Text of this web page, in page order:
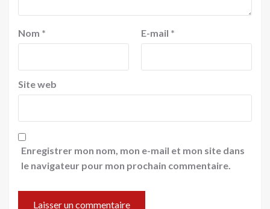
Nom * E-mail *
Site web
Enregistrer mon nom, mon e-mail et mon site dans
le navigateur pour mon prochain commentaire.